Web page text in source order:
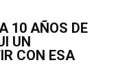
10 AÑOS DE
UN
CON ESA